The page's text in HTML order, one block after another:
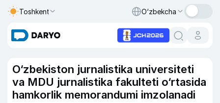
Toshkent O‘zbekcha
O‘zbekiston jurnalistika universiteti
va MDU jurnalistika fakulteti o‘rtasida
hamkorlik memorandumi imzolanadi